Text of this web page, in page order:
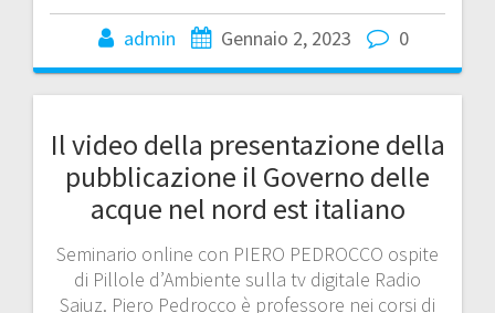
admin Gennaio 2, 2023 0
Il video della presentazione della
pubblicazione il Governo delle
acque nel nord est italiano
Seminario online con PIERO PEDROCCO ospite
di Pillole d’Ambiente sulla tv digitale Radio
Saiuz. Piero Pedrocco è professore nei corsi di